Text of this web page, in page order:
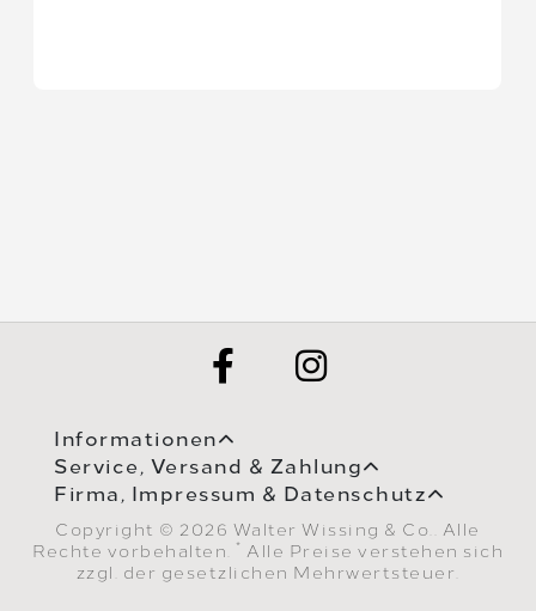
Informationen
Service, Versand & Zahlung
Firma, Impressum & Datenschutz
Copyright © 2026 Walter Wissing & Co.. Alle
Rechte vorbehalten.
* Alle Preise verstehen sich
zzgl. der gesetzlichen Mehrwertsteuer.